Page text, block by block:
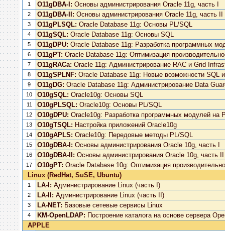
1 O11gDBA-I: Основы администрирования Oracle 11g, часть I
2 O11gDBA-II: Основы администрирования Oracle 11g, часть II
3 O11gPLSQL: Oracle Database 11g: Основы PL/SQL
4 O11gSQL: Oracle Database 11g: Основы SQL
5 O11gDPU: Oracle Database 11g: Разработка программных
6 O11gPT: Oracle Database 11g: Оптимизация
7 O11gRACa: Oracle 11g: Администрирование RAC и Grid
8 O11gSPLNF: Oracle Database 11g: Новые возможности SQL
9 O11gDG: Oracle Database 11g: Администрирование Data
10 O10gSQL: Oracle10g: Основы SQL
11 O10gPLSQL: Oracle10g: Основы PL/SQL
12 O10gDPU: Oracle10g: Разработка программных модулей на
13 O10gTSQL: Настройка приложений Oracle10g
14 O10gAPLS: Oracle10g: Передовые методы PL/SQL
15 O10gDBA-I: Основы администрирования Oracle 10g, часть I
16 O10gDBA-II: Основы администрирования Oracle 10g, часть II
17 O10gPT: Oracle Database 10g: Оптимизация
Linux (RedHat, SuSE, Ubuntu)
1 LA-I: Администрирование Linux (часть I)
2 LA-II: Администрирование Linux (часть II)
3 LA-NET: Базовые сетевые сервисы Linux
4 KM-OpenLDAP: Построение каталога на основе сервера
APPLE